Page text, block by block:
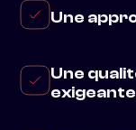
Une
Une
exigeante